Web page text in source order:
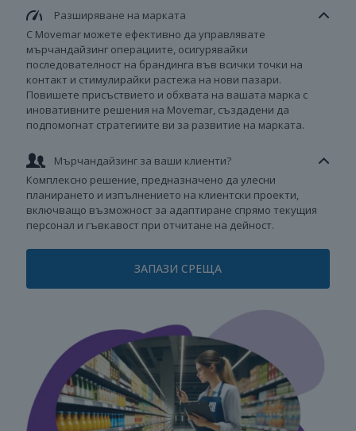
Разширяване на марката
С Movemar можете ефективно да управлявате
мърчандайзинг операциите, осигурявайки
последователност на брандинга във всички точки на
контакт и стимулирайки растежа на нови пазари.
Повишете присъствието и обхвата на вашата марка с
иновативните решения на Movemar, създадени да
подпомогнат стратегиите ви за развитие на марката.
Мърчандайзинг за ваши клиенти?
Комплексно решение, предназначено да улесни
планирането и изпълнението на клиентски проекти,
включващо възможност за адаптиране спрямо текущия
персонал и гъвкавост при отчитане на дейност.
ЗАПАЗИ СРЕЩА